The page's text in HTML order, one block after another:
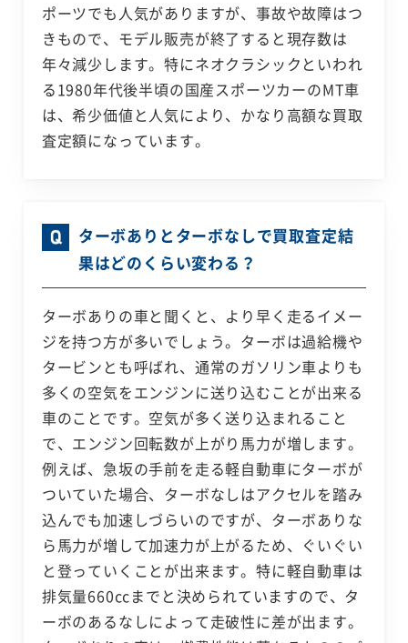
ポーツでも人気がありますが、事故や故障はつ
きもので、モデル販売が終了すると現存数は
年々減少します。特にネオクラシックといわれ
る1980年代後半頃の国産スポーツカーのMT車
は、希少価値と人気により、かなり高額な買取
査定額になっています。
ターボありとターボなしで買取査定結
果はどのくらい変わる？
ターボありの車と聞くと、より早く走るイメー
ジを持つ方が多いでしょう。ターボは過給機や
タービンとも呼ばれ、通常のガソリン車よりも
多くの空気をエンジンに送り込むことが出来る
車のことです。空気が多く送り込まれること
で、エンジン回転数が上がり馬力が増します。
例えば、急坂の手前を走る軽自動車にターボが
ついていた場合、ターボなしはアクセルを踏み
込んでも加速しづらいのですが、ターボありな
ら馬力が増して加速力が上がるため、ぐいぐい
と登っていくことが出来ます。特に軽自動車は
排気量660ccまでと決められていますので、タ
ーボのあるなしによって走破性に差が出ます。